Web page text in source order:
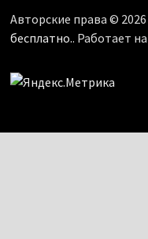
Авторские права © 2026
бесплатно.. Работает на